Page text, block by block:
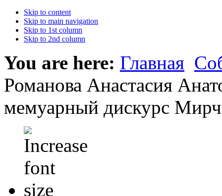
Skip to content
Skip to main navigation
Skip to 1st column
Skip to 2nd column
You are here: Главная
Романова Анастасия
мемуарный дискурс